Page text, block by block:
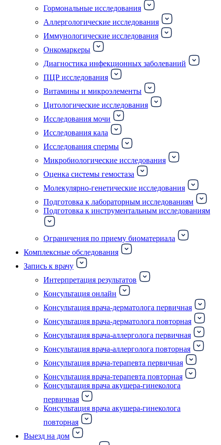
Гормональные исследования
Аллергологические исследования
Иммунологические исследования
Онкомаркеры
Диагностика инфекционных заболеваний
ПЦР исследования
Витамины и микроэлементы
Цитологические исследования
Исследования мочи
Исследования кала
Исследования спермы
Микробиологические исследования
Оценка системы гемостаза
Молекулярно-генетические исследования
Подготовка к лабораторным исследованиям
Подготовка к инструментальным исследованиям
Ограничения по приему биоматериала
Комплексные обследования
Запись к врачу
Интерпретация результатов
Консультация онлайн
Консультация врача-дерматолога первичная
Консультация врача-дерматолога повторная
Консультация врача-аллерголога первичная
Консультация врача-аллерголога повторная
Консультация врача-терапевта первичная
Консультация врача-терапевта повторная
Консультация врача акушера-гинеколога
первичная
Консультация врача акушера-гинеколога
повторная
Выезд на дом